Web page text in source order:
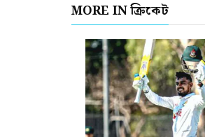
MORE IN ক্রিকেট